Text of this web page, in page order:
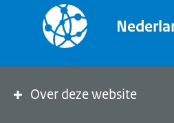
Over deze website